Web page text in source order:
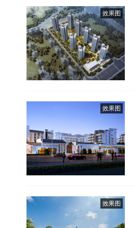
效果图
效果图
效果图